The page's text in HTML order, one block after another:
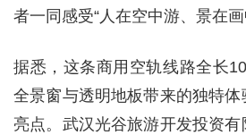
者一同感受“人在空中游、景在画
据悉，这条商用空轨线路全长
全景窗与透明地板带来的独特
亮点。武汉光谷旅游开发投资